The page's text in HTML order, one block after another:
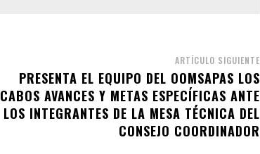
ARTÍCULO SIGUIENTE
PRESENTA EL EQUIPO DEL OOMSAPAS LOS
CABOS AVANCES Y METAS ESPECÍFICAS ANTE
LOS INTEGRANTES DE LA MESA TÉCNICA DEL
CONSEJO COORDINADOR